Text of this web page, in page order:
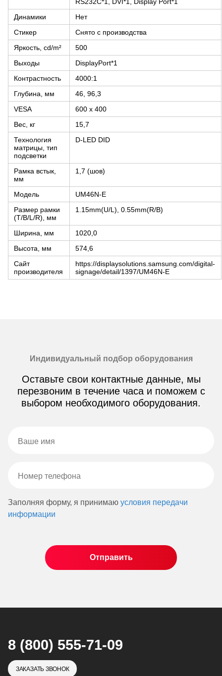
RS232С*1, DVI*1, Display Port*1
Динамики
Нет
Стикер
Снято с производства
Яркость, cd/m²
500
Выходы
DisplayPort*1
Контрастность
4000:1
Глубина, мм
46, 96,3
VESA
600 x 400‎
Вес, кг
15,7
Технология
матрицы, тип
подсветки
D-LED DID
Рамка встык,
мм
1,7 (шов)
Модель
UM46N-E
Размер рамки
(T/B/L/R), мм
1.15mm(U/L), 0.55mm(R/B)
Ширина, мм
1020,0
Высота, мм
574,6
Сайт
производителя
https://displaysolutions.samsung.com/digital-
signage/detail/1397/UM46N-E
Индивидуальный подбор оборудования
Оставьте свои контактные данные, мы
перезвоним в течение часа и поможем с
выбором необходимого оборудования.
Заполняя форму, я принимаю условия передачи
информации
8 (800) 555-71-09
ЗАКАЗАТЬ ЗВОНОК